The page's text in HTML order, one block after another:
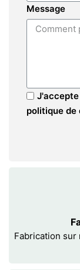
Message
politique
Fabrication sur